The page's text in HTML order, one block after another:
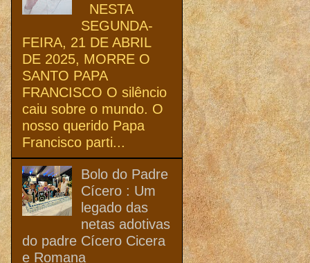
NESTA
SEGUNDA-
FEIRA, 21 DE ABRIL
DE 2025, MORRE O
SANTO PAPA
FRANCISCO O silêncio
caiu sobre o mundo. O
nosso querido Papa
Francisco parti...
Bolo do Padre
Cícero : Um
legado das
netas adotivas
do padre Cícero Cicera
e Romana